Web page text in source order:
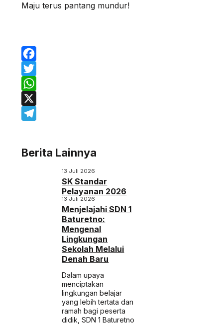
Maju terus pantang mundur!
Facebook
Twitter
WhatsApp
X
Berita Lainnya
13 Juli 2026
SK Standar
Pelayanan 2026
13 Juli 2026
Menjelajahi SDN 1
Baturetno:
Mengenal
Lingkungan
Sekolah Melalui
Denah Baru
Dalam upaya
menciptakan
lingkungan belajar
yang lebih tertata dan
ramah bagi peserta
didik, SDN 1 Baturetno